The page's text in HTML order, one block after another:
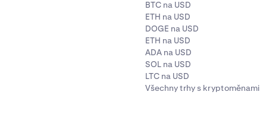
BTC na USD
ETH na USD
DOGE na USD
ETH na USD
ADA na USD
SOL na USD
LTC na USD
Všechny trhy s kryptoměnami